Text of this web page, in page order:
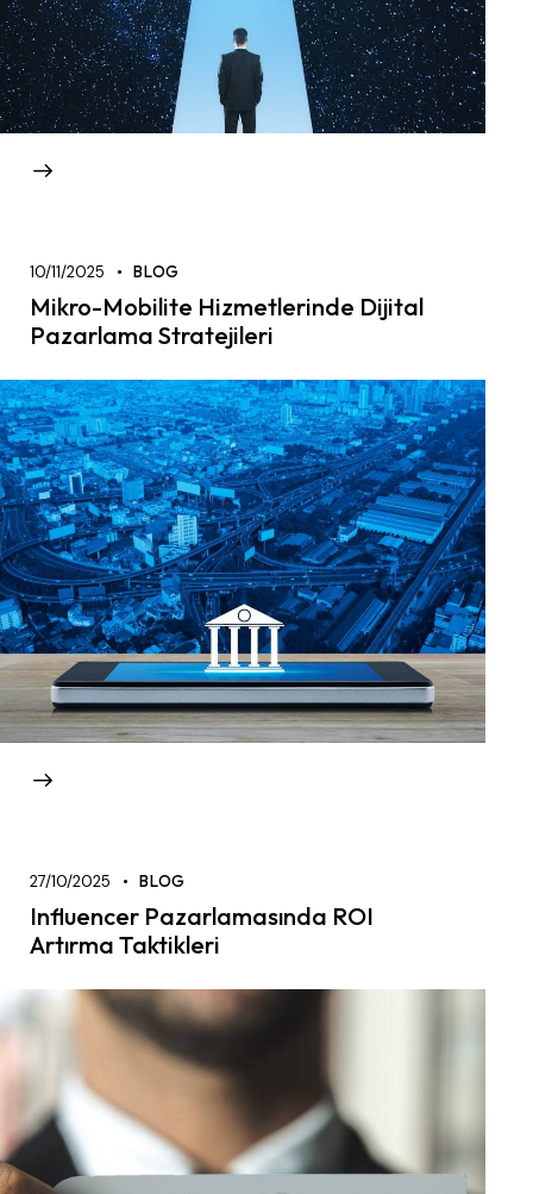
10/11/2025 BLOG
Mikro-Mobilite Hizmetlerinde Dijital
Pazarlama Stratejileri
27/10/2025 BLOG
Influencer Pazarlamasında ROI
Artırma Taktikleri